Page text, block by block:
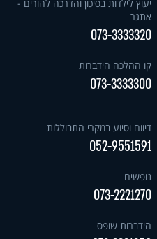
יעוץ לילדות בסיכון והדרכה להורים -
אתגר
073-3333320
קו ההלכה הידברות
073-3333300
דיווח וסיוע במקרי התבוללות
052-9551591
נופשים
073-2221270
הידברות שופס